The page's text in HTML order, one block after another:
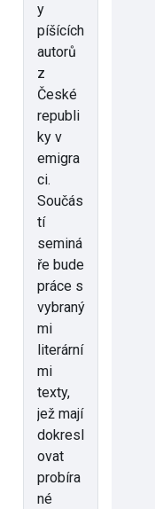
y
píšících
autorů
z
České
republi
ky v
emigra
ci.
Součás
tí
seminá
ře bude
práce s
vybraný
mi
literární
mi
texty,
jež mají
dokresl
ovat
probíra
né